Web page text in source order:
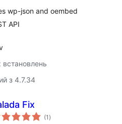
wp-json and oembed
API
встановлень
з 4.7.34
Fix
(1 загальний
рейтинг
)